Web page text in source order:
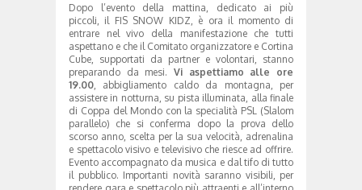
Dopo l’evento della mattina, dedicato ai più
piccoli, il FIS SNOW KIDZ, è ora il momento di
entrare nel vivo della manifestazione che tutti
aspettano e che il Comitato organizzatore e Cortina
Cube, supportati da partner e volontari, stanno
preparando da mesi. Vi aspettiamo alle ore
19.00 , abbigliamento caldo da montagna, per
assistere in notturna, su pista illuminata, alla finale
di Coppa del Mondo con la specialità PSL (Slalom
parallelo) che si conferma dopo la prova dello
scorso anno, scelta per la sua velocità, adrenalina
e spettacolo visivo e televisivo che riesce ad offrire.
Evento accompagnato da musica e dal tifo di tutto
il pubblico. Importanti novità saranno visibili, per